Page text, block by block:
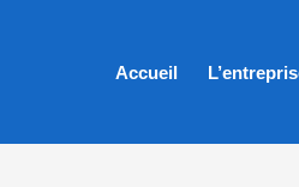
Accueil